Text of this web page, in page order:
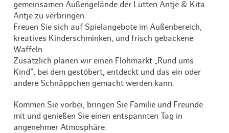
gemeinsamen Außengelände der Lütten Antje & Kita
Antje zu verbringen.
Freuen Sie sich auf Spielangebote im Außenbereich,
kreatives Kinderschminken, und frisch gebackene
Waffeln.
Zusätzlich planen wir einen Flohmarkt „Rund ums
Kind“, bei dem gestöbert, entdeckt und das ein oder
andere Schnäppchen gemacht werden kann.
Kommen Sie vorbei, bringen Sie Familie und Freunde
mit und genießen Sie einen entspannten Tag in
angenehmer Atmosphäre.